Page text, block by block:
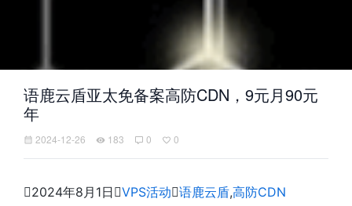
语鹿云盾亚太免备案高防CDN，9元月90元
年
2024-12-26 183 0 0
2024年8月1日VPS活动语鹿云盾,高防CDN